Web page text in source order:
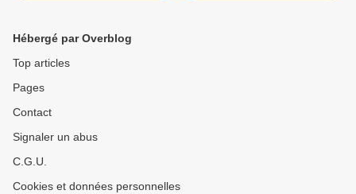
Hébergé par Overblog
Top articles
Pages
Contact
Signaler un abus
C.G.U.
Cookies et données personnelles